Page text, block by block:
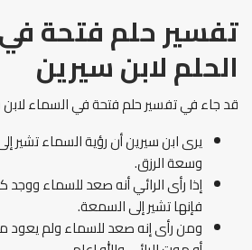
تفسير حلم فتحة
الحلم لابن سيرين
قد جاء فيتفسير حلم فتحة في السماء لابن
يرى ابن سيرين أن رؤية السماء تشير
وسعة الرزق.
إذا رأى الرائي أنه صعد للسماء
فإنها تشير إلى السمعة.
ومن رأى إنه صعد للسماء ولم يعود